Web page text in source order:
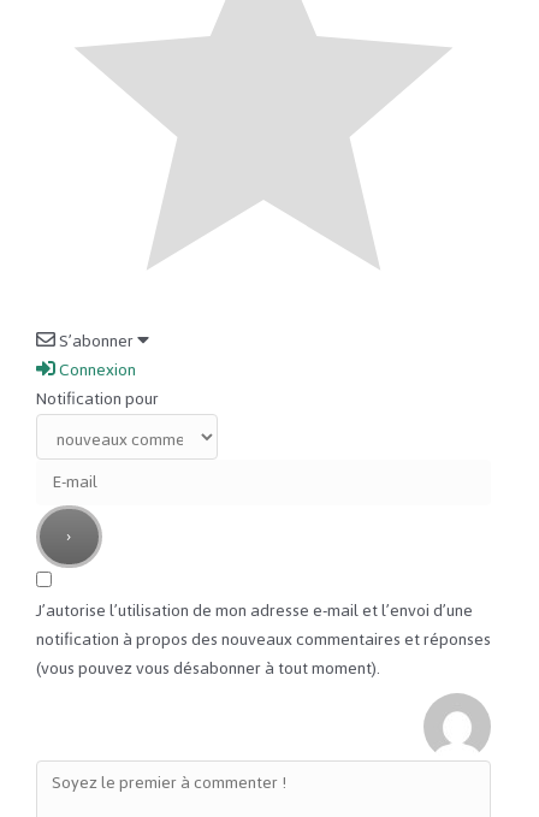
S’abonner
Connexion
Notification pour
J’autorise l’utilisation de mon adresse e-mail et l’envoi d’une
notification à propos des nouveaux commentaires et réponses
(vous pouvez vous désabonner à tout moment).